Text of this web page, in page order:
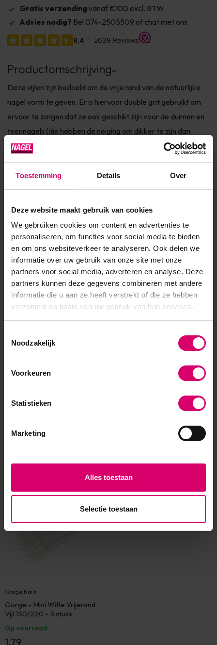
Toestemming Details Over
Deze website maakt gebruik van cookies
We gebruiken cookies om content en advertenties te
personaliseren, om functies voor social media te bieden
en om ons websiteverkeer te analyseren. Ook delen we
informatie over uw gebruik van onze site met onze
partners voor social media, adverteren en analyse. Deze
partners kunnen deze gegevens combineren met andere
informatie die u aan ze heeft verstrekt of die ze hebben
verzameld op basis van uw gebruik van hun services.
Noodzakelijk
Voorkeuren
Statistieken
Marketing
Alles toestaan
Selectie toestaan
Gratis verzending vanaf €100 excl. BTW
Advies nodig? Bel 074-2505509 of chat met ons
Productomschrijving
Deze vijlen zijn bedoeld om de vrije rand van de natuurlijke
nagel vorm te geven. Er is hiervoor double grit gebruikt om
ervoor te zorgen dat ze ook geschikt zijn voor de duimen en
teennagels (die hebben de neiging om dikker te zijn dan
andere nagels). Let wel op er is 150 grit gebruikt omdat er
hele fijne korrels zijn toegevoegd; de 150 grit is ve...
Toon meer
Product specificaties
Artikelnummer 30142
SKU 435857
Gorge Nails
Gorge - Mini Witte Vrijerand
Vijl 150/220 - 5 stuks
Op voorraad
1,79